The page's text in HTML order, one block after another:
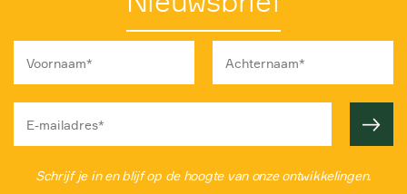
Schrijf je in en blijf op de hoogte van onze ontwikkelingen.